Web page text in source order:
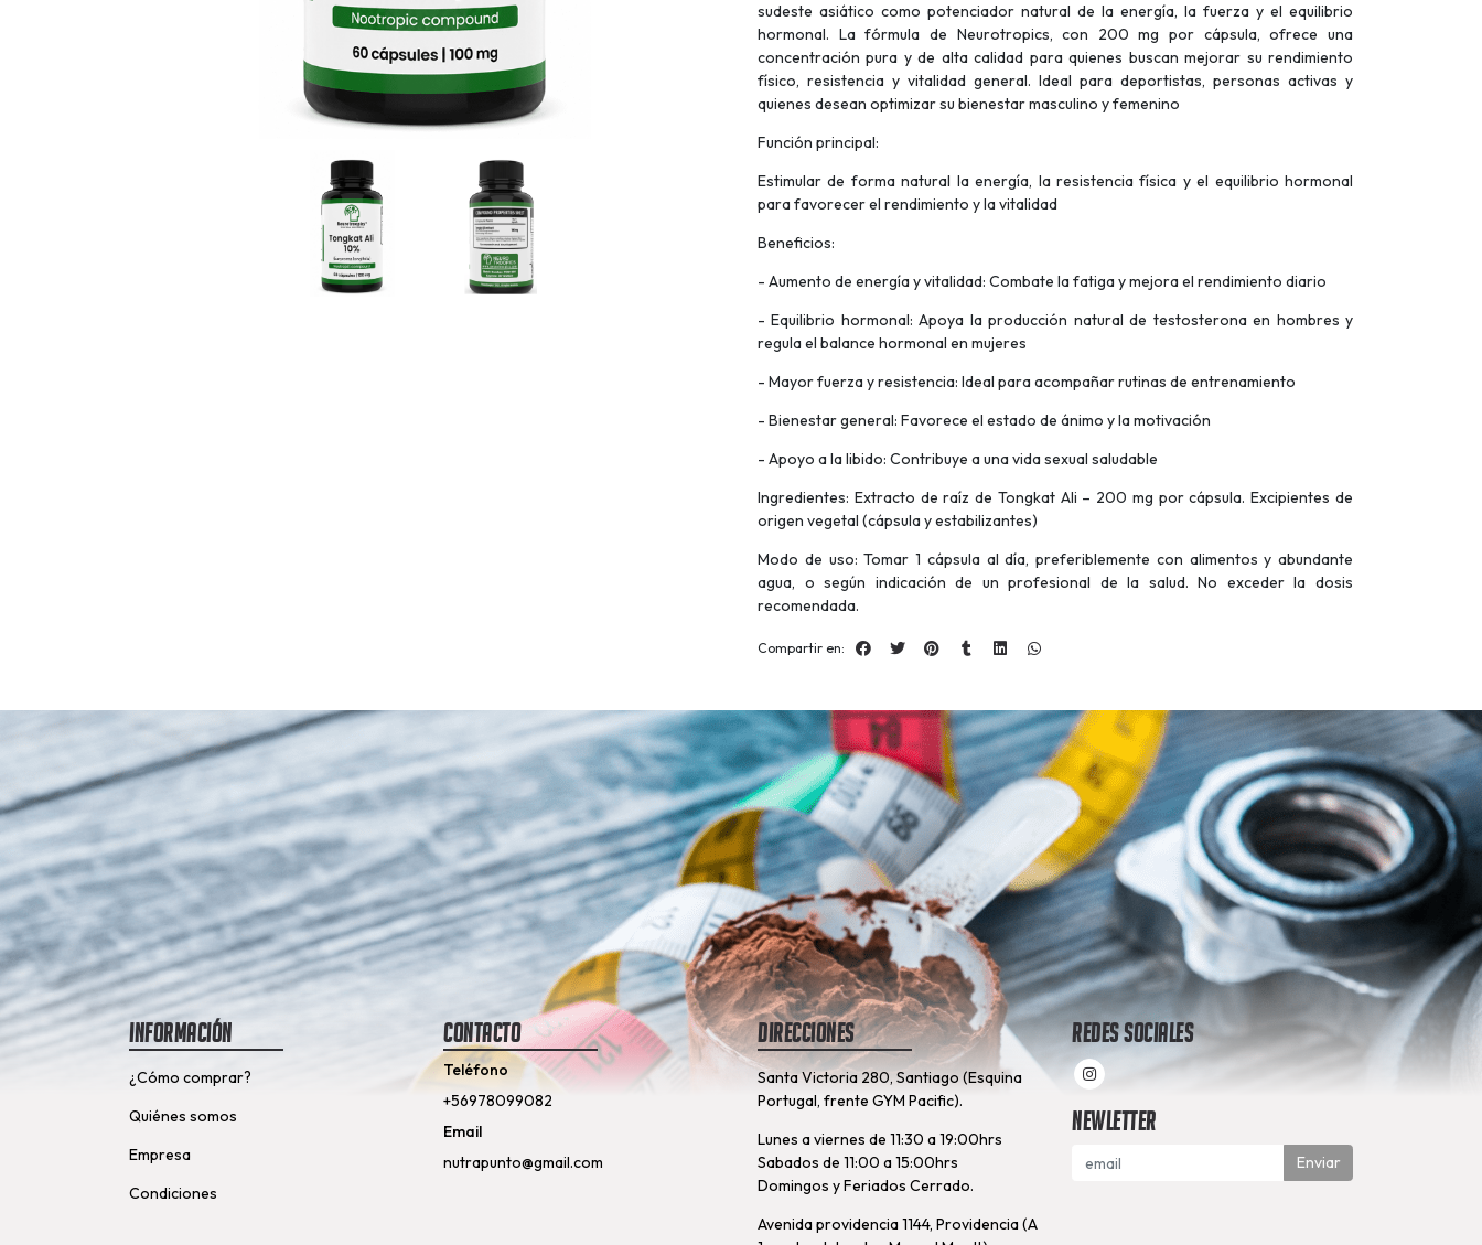
sudeste asiático como potenciador natural de la energía, la fuerza y el equilibrio
hormonal. La fórmula de Neurotropics, con 200 mg por cápsula, ofrece una
concentración pura y de alta calidad para quienes buscan mejorar su rendimiento
físico, resistencia y vitalidad general. Ideal para deportistas, personas activas y
quienes desean optimizar su bienestar masculino y femenino
Función principal:
Estimular de forma natural la energía, la resistencia física y el equilibrio hormonal
para favorecer el rendimiento y la vitalidad
Beneficios:
- Aumento de energía y vitalidad: Combate la fatiga y mejora el rendimiento diario
- Equilibrio hormonal: Apoya la producción natural de testosterona en hombres y
regula el balance hormonal en mujeres
- Mayor fuerza y resistencia: Ideal para acompañar rutinas de entrenamiento
- Bienestar general: Favorece el estado de ánimo y la motivación
- Apoyo a la libido: Contribuye a una vida sexual saludable
Ingredientes: Extracto de raíz de Tongkat Ali – 200 mg por cápsula. Excipientes de
origen vegetal (cápsula y estabilizantes)
Modo de uso: Tomar 1 cápsula al día, preferiblemente con alimentos y abundante
agua, o según indicación de un profesional de la salud. No exceder la dosis
recomendada.
Compartir en:
Información
¿Cómo comprar?
Quiénes somos
Empresa
Condiciones
Contacto
Teléfono
+56978099082
Email
nutrapunto@gmail.com
Direcciones
Santa Victoria 280, Santiago (Esquina
Portugal, frente GYM Pacific).
Lunes a viernes de 11:30 a 19:00hrs
Sabados de 11:00 a 15:00hrs
Domingos y Feriados Cerrado.
Avenida providencia 1144, Providencia (A
Redes Sociales
Newletter
Enviar